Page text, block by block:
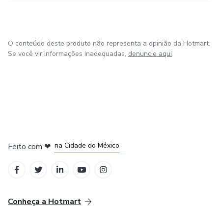
O conteúdo deste produto não representa a opinião da Hotmart.
Se você vir informações inadequadas, denuncie aqui
Feito com ❤ na Cidade do México
Conheça a Hotmart